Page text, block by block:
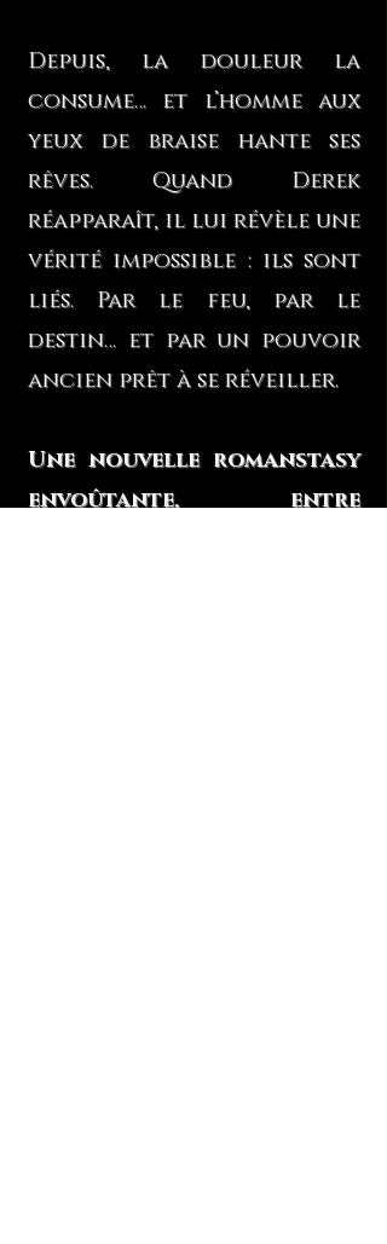
Depuis, la douleur la
consume… et l’homme aux
yeux de braise hante ses
rêves. Quand Derek
réapparaît, il lui révèle une
vérité impossible : ils sont
liés. Par le feu, par le
destin… et par un pouvoir
ancien prêt à se réveiller.
Une nouvelle romanstasy
envoûtante, entre